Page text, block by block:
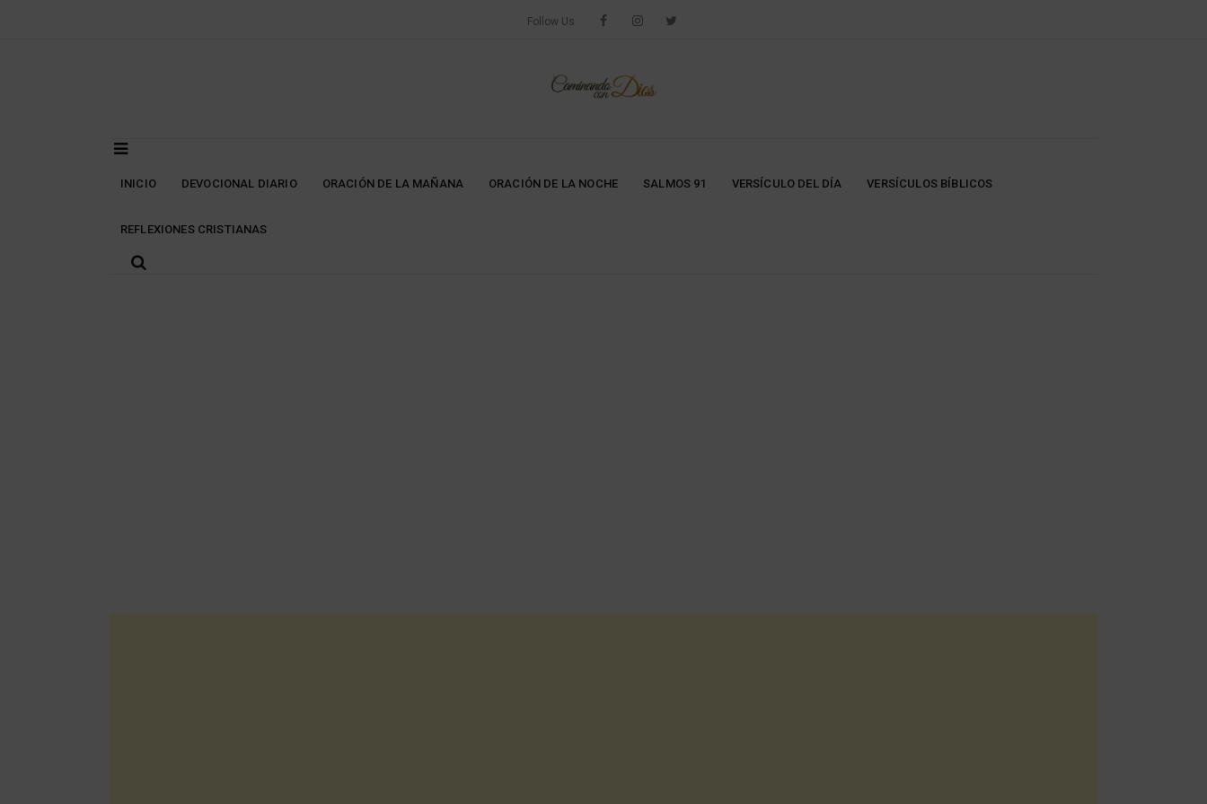
Follow Us
INICIO DEVOCIONAL DIARIO ORACIÓN DE LA MAÑANA ORACIÓN DE LA NOCHE SALMOS 91 VERSÍCULO DEL DÍA VERSÍCULOS BÍBLICOS
REFLEXIONES CRISTIANAS